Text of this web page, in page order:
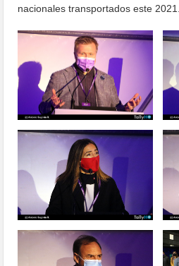
nacionales transportados este 2021.